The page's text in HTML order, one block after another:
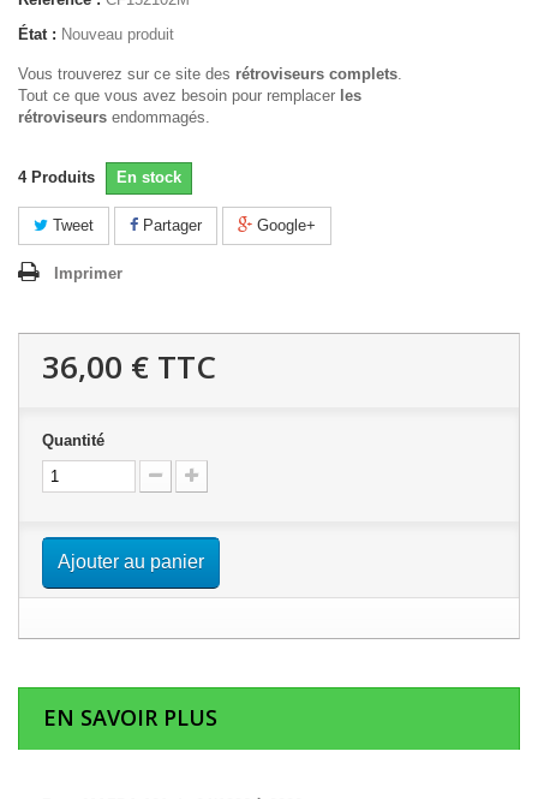
État : Nouveau produit
Vous trouverez sur ce site des rétroviseurs complets.
Tout ce que vous avez besoin pour remplacer les
rétroviseurs endommagés.
4 Produits En stock
Tweet Partager Google+
Imprimer
36,00 € TTC
Quantité
Ajouter au panier
EN SAVOIR PLUS